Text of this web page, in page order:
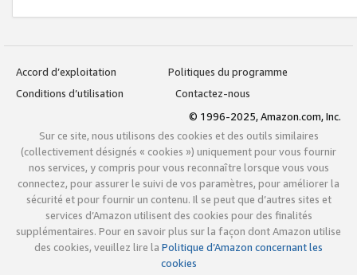
Accord d’exploitation
Politiques du programme
Conditions d’utilisation
Contactez-nous
© 1996-2025, Amazon.com, Inc.
Sur ce site, nous utilisons des cookies et des outils similaires
(collectivement désignés « cookies ») uniquement pour vous fournir
nos services, y compris pour vous reconnaître lorsque vous vous
connectez, pour assurer le suivi de vos paramètres, pour améliorer la
sécurité et pour fournir un contenu. Il se peut que d’autres sites et
services d’Amazon utilisent des cookies pour des finalités
supplémentaires. Pour en savoir plus sur la façon dont Amazon utilise
des cookies, veuillez lire la Politique d’Amazon concernant les
cookies